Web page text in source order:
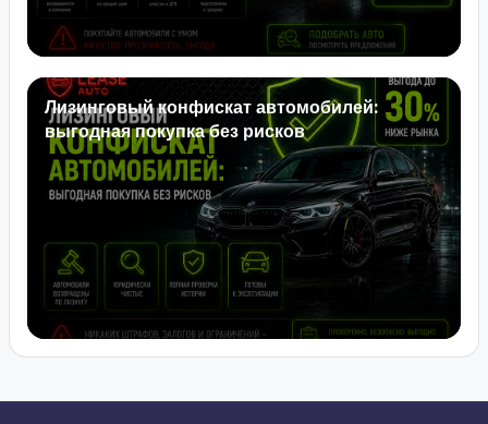
Лизинговый конфискат автомобилей:
выгодная покупка без рисков